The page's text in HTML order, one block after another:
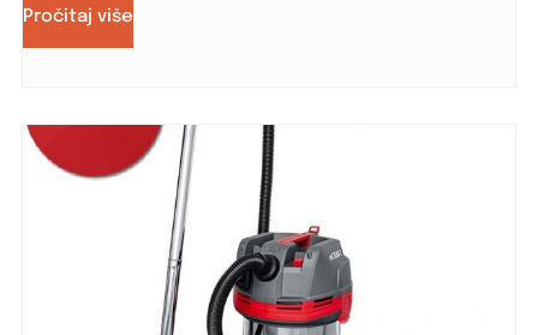
Pročitaj više